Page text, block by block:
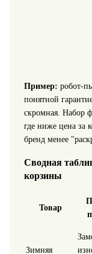
Пример: робот-
понятной
скромная. Набор
где ниже цена за
бренд менее
Сводная
корзины
Товар
Зимняя